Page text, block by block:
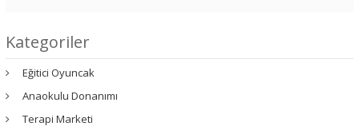
Kategoriler
Eğitici Oyuncak
Anaokulu Donanımı
Terapi Marketi